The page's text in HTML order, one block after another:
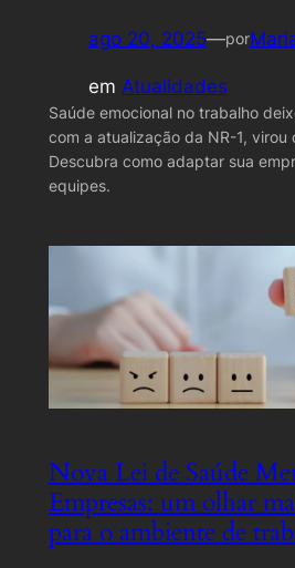
ago 20, 2025—por
em Atualidades
Saúde emocional no trabalho
com a atualização da NR-1, virou
Descubra como adaptar sua
equipes.
Nova Lei de Saúde
Empresas: um olhar
para o ambiente de